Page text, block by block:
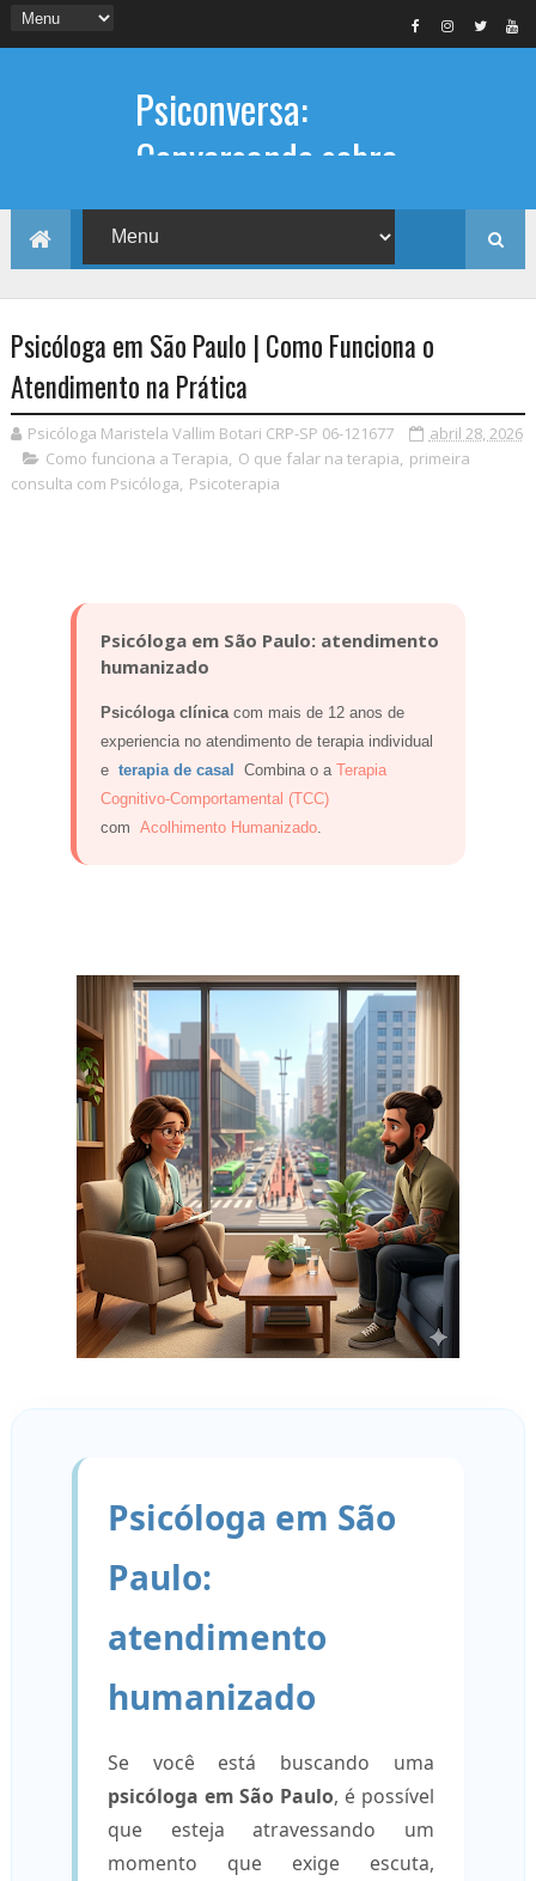
Psiconversa:
Conversando sobre
Psicologia
Informações sobre: Psicóloga,
Psicoterapia, terapia de casal, terapia
individual, Psicóloga online e presencial,
Psicóloga em São Paulo | Como Funciona o
Atendimento na Prática
Psicóloga Maristela Vallim Botari CRP-SP 06-121677
abril 28, 2026
Como funciona a Terapia, O que falar na terapia, primeira
consulta com Psicóloga, Psicoterapia
Psicóloga em São Paulo: atendimento
humanizado
Psicóloga clínicacom mais de 12 anos de
experiencia no atendimento de terapia individual
e terapia de casal Combina o a Terapia
Cognitivo-Comportamental (TCC)
com Acolhimento Humanizado.
Psicóloga em São
Paulo:
atendimento
humanizado
Se você está buscando uma
psicóloga em São Paulo, é possível
que esteja atravessando um
momento que exige escuta,